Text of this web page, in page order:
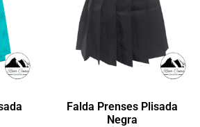
Falda Prenses Plisada
Negra